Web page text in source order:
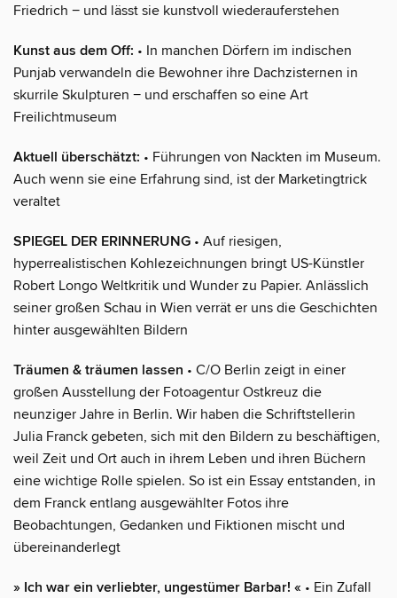
Friedrich − und lässt sie kunstvoll wiederauferstehen
Kunst aus dem Off: • In manchen Dörfern im indischen
Punjab verwandeln die Bewohner ihre Dachzisternen in
skurrile Skulpturen − und erschaffen so eine Art
Freilichtmuseum
Aktuell überschätzt: • Führungen von Nackten im Museum.
Auch wenn sie eine Erfahrung sind, ist der Marketingtrick
veraltet
SPIEGEL DER ERINNERUNG • Auf riesigen,
hyperrealistischen Kohlezeichnungen bringt US-Künstler
Robert Longo Weltkritik und Wunder zu Papier. Anlässlich
seiner großen Schau in Wien verrät er uns die Geschichten
hinter ausgewählten Bildern
Träumen & träumen lassen • C/O Berlin zeigt in einer
großen Ausstellung der Fotoagentur Ostkreuz die
neunziger Jahre in Berlin. Wir haben die Schriftstellerin
Julia Franck gebeten, sich mit den Bildern zu beschäftigen,
weil Zeit und Ort auch in ihrem Leben und ihren Büchern
eine wichtige Rolle spielen. So ist ein Essay entstanden, in
dem Franck entlang ausgewählter Fotos ihre
Beobachtungen, Gedanken und Fiktionen mischt und
übereinanderlegt
» Ich war ein verliebter, ungestümer Barbar! « • Ein Zufall